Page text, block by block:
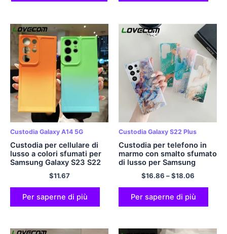
Custodia Galaxy A14 5G
Custodia per cellulare di
lusso a colori sfumati per
Samsung Galaxy S23 S22
S21 Ultra Plus S20 FE Note
20 A54 A34 A14 A53 A52
A23 A13 Copertina
morbida
$11.67
Per saperne di più
Custodia Galaxy S22 Plus
Custodia per telefono in
marmo con smalto sfumato
di lusso per Samsung
Galaxy S23 Ultra Plus S22
Ultra Plus S23 5G Cover
morbida antiurto colorata
$16.86 –$18.06
Per saperne di più